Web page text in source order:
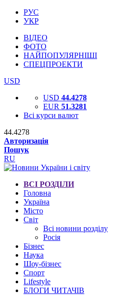
РУС
УКР
ВІДЕО
ФОТО
НАЙПОПУЛЯРНІШІ
СПЕЦПРОЕКТИ
USD
USD 44.4278
EUR 51.3281
Всі курси валют
44.4278
Авторизація
Пошук
RU
ВСІ РОЗДІЛИ
Головна
Україна
Місто
Світ
Всі новини розділу
Росія
Бізнес
Наука
Шоу-бізнес
Спорт
Lifestyle
БЛОГИ ЧИТАЧІВ